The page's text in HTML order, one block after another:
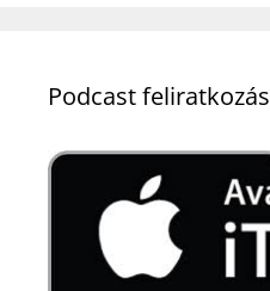
Podcast feliratkozás